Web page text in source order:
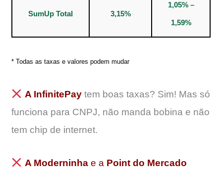
SumUp Total 3,15%
1,05% –
1,59%
* Todas as taxas e valores podem mudar
A InfinitePaytem boas taxas? Sim! Mas só
funciona para CNPJ, não manda bobina e não
tem chip de internet.
A Moderninhae a Point do Mercado